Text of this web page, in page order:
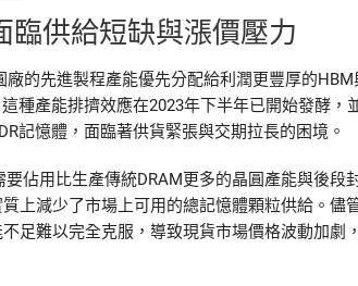
臨供給短缺與漲價壓力
的先進製程產能優先分配給利潤更豐厚的HBM
種產能排擠效應在2023年下半年已開始發酵，
記憶體，面臨著供貨緊張與交期拉長的困境。
佔用比生產傳統DRAM更多的晶圓產能與後段
上減少了市場上可用的總記憶體顆粒供給。儘
足難以完全克服，導致現貨市場價格波動加劇